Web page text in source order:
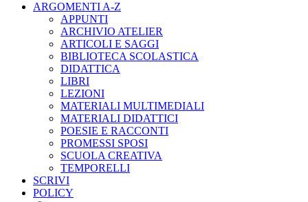
ARGOMENTI A-Z
APPUNTI
ARCHIVIO ATELIER
ARTICOLI E SAGGI
BIBLIOTECA SCOLASTICA
DIDATTICA
LIBRI
LEZIONI
MATERIALI MULTIMEDIALI
MATERIALI DIDATTICI
POESIE E RACCONTI
PROMESSI SPOSI
SCUOLA CREATIVA
TEMPORELLI
SCRIVI
POLICY